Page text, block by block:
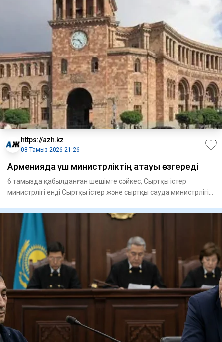
https://azh.kz
08 Тамыз 2026 21:26
Арменияда үш министрліктің атауы өзгереді
6 тамызда қабылданған шешімге сәйкес, Сыртқы істер
министрлігі енді Сыртқы істер және сыртқы сауда министрлігі